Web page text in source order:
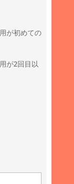
が初めての
が2回目以